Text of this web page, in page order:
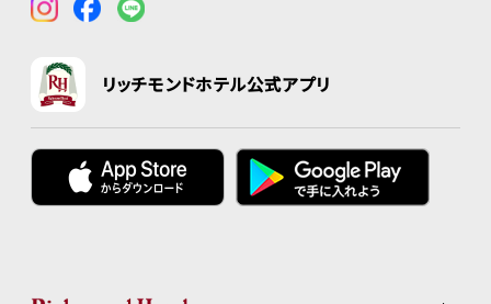
リッチモンドホテル公式アプリ